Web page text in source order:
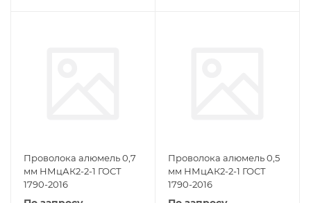
Проволока алюмель 0,7
мм НМцАК2-2-1 ГОСТ
1790-2016
Проволока алюмель 0,5
мм НМцАК2-2-1 ГОСТ
1790-2016